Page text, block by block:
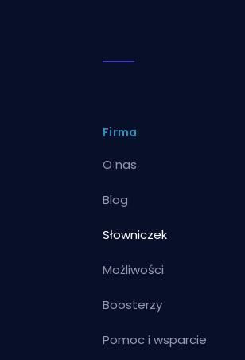
Firma
O nas
Blog
Słowniczek
Możliwości
Boosterzy
Pomoc i wsparcie